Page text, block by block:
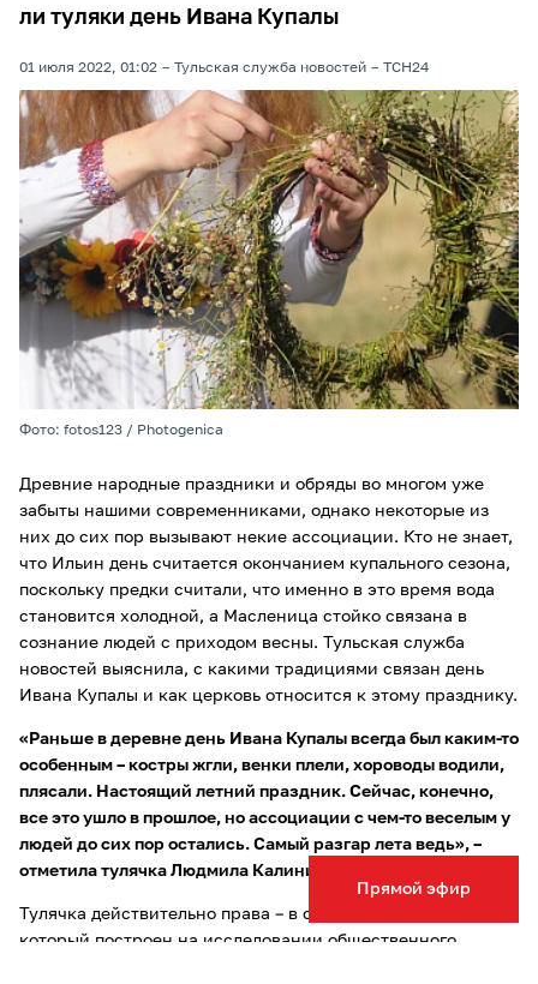
Прямой эфир
ли туляки день Ивана Купалы
01 июля 2022, 01:02 Тульская служба новостей ТСН24
Фото: fotos123 / Photogenica
Древние народные праздники и обряды во многом уже
забыты нашими современниками, однако некоторые из
них до сих пор вызывают некие ассоциации. Кто не знает,
что Ильин день считается окончанием купального сезона,
поскольку предки считали, что именно в это время вода
становится холодной, а Масленица стойко связана в
сознание людей с приходом весны. Тульская служба
новостей выяснила, с какими традициями связан день
Ивана Купалы и как церковь относится к этому празднику.
«Раньше в деревне день Ивана Купалы всегда был каким-то
особенным – костры жгли, венки плели, хороводы водили,
плясали. Настоящий летний праздник. Сейчас, конечно,
все это ушло в прошлое, но ассоциации с чем-то веселым у
людей до сих пор остались. Самый разгар лета ведь», –
отметила тулячка Людмила Калинина.
Тулячка действительно права – в словаре ассоциаций,
который построен на исследовании общественного